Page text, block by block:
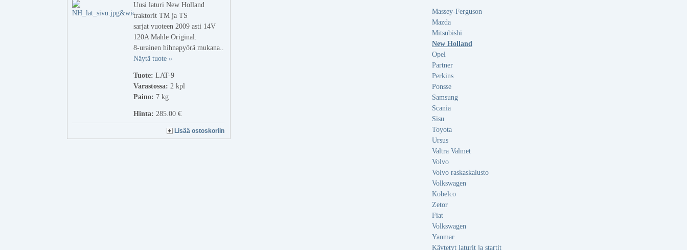
Uusi laturi New Holland
traktorit TM ja TS
sarjat vuoteen 2009 asti 14V
120A Mahle Original.
8-urainen hihnapyörä mukana..
Näytä tuote »
Tuote: LAT-9
Varastossa: 2 kpl
Paino: 7 kg
Hinta: 285.00 €
Lisää ostoskoriin
Massey-Ferguson
Mazda
Mitsubishi
New Holland
Opel
Partner
Perkins
Ponsse
Samsung
Scania
Sisu
Toyota
Ursus
Valtra Valmet
Volvo
Volvo raskaskalusto
Volkswagen
Kobelco
Zetor
Fiat
Volkswagen
Yanmar
Käytetyt laturit ja startit